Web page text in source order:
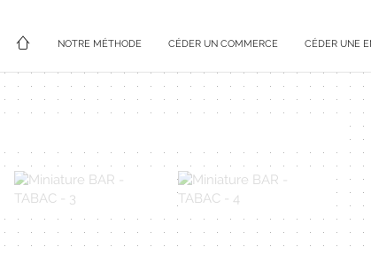
NOTRE MÉTHODE CÉDER UN COMMERCE CÉDER UNE